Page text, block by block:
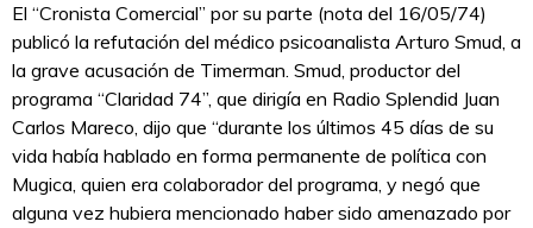
El “Cronista Comercial” por su parte (nota del 16/05/74)
publicó la refutación del médico psicoanalista Arturo Smud, a
la grave acusación de Timerman. Smud, productor del
programa “Claridad 74”, que dirigía en Radio Splendid Juan
Carlos Mareco, dijo que “durante los últimos 45 días de su
vida había hablado en forma permanente de política con
Mugica, quien era colaborador del programa, y negó que
alguna vez hubiera mencionado haber sido amenazado por